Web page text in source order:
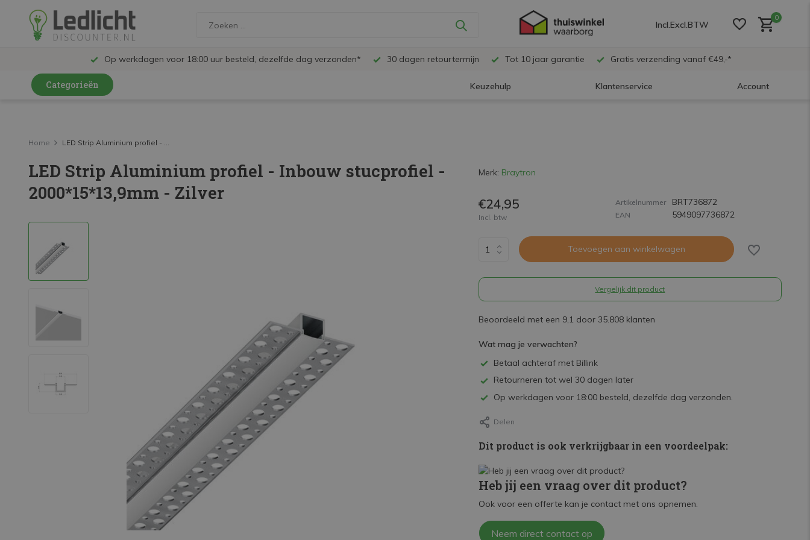
Incl.Excl.BTW
0
Op werkdagen voor 18:00 uur besteld, dezelfde dag verzonden* 30 dagen retourtermijn Tot 10 jaar garantie Gratis verzending vanaf €49,-*
Categorieën Keuzehulp Klantenservice Account
LED Railspots
LED Panelen
LED TL
LED High Bay lampen
LED Buitenverlichting
LED Noodverlichting
Mega Sale
Home LED Strip Aluminium profiel - ...
LED Strip Aluminium profiel - Inbouw stucprofiel -
2000*15*13,9mm - Zilver
Merk: Braytron
€24,95
Incl. btw
Artikelnummer BRT736872
EAN 5949097736872
Toevoegen aan winkelwagen
Vergelijk dit product
Beoordeeld met een 9,1 door 35.808 klanten
Wat mag je verwachten?
Betaal achteraf met Billink
Retourneren tot wel 30 dagen later
Op werkdagen voor 18:00 besteld, dezelfde dag verzonden.
Delen
Dit product is ook verkrijgbaar in een voordeelpak:
Heb jij een vraag over dit product?
Ook voor een offerte kan je contact met ons opnemen.
Neem direct contact op